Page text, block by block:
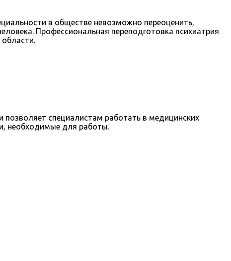
в обществе невозможно переоценить,
Профессиональная переподготовка психиатрия
специалистам работать в медицинских
необходимые для работы.